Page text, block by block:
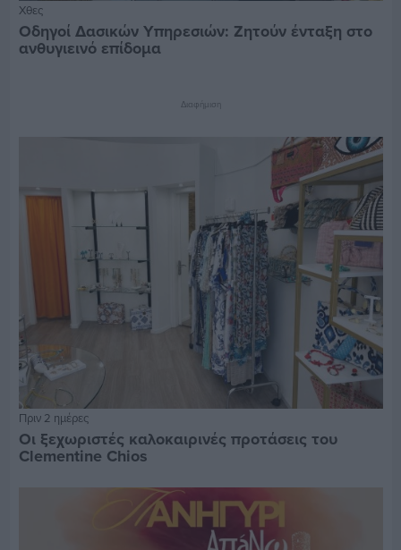
Χθες
Οδηγοί Δασικών Υπηρεσιών: Ζητούν ένταξη στο
ανθυγιεινό επίδομα
Διαφήμιση
Πριν 2 ημέρες
Οι ξεχωριστές καλοκαιρινές προτάσεις του
Clementine Chios